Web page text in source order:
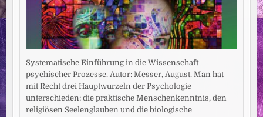
Systematische Einführung in die Wissenschaft
psychischer Prozesse. Autor: Messer, August. Man hat
mit Recht drei Hauptwurzeln der Psychologie
unterschieden: die praktische Menschenkenntnis, den
religiösen Seelenglauben und die biologische